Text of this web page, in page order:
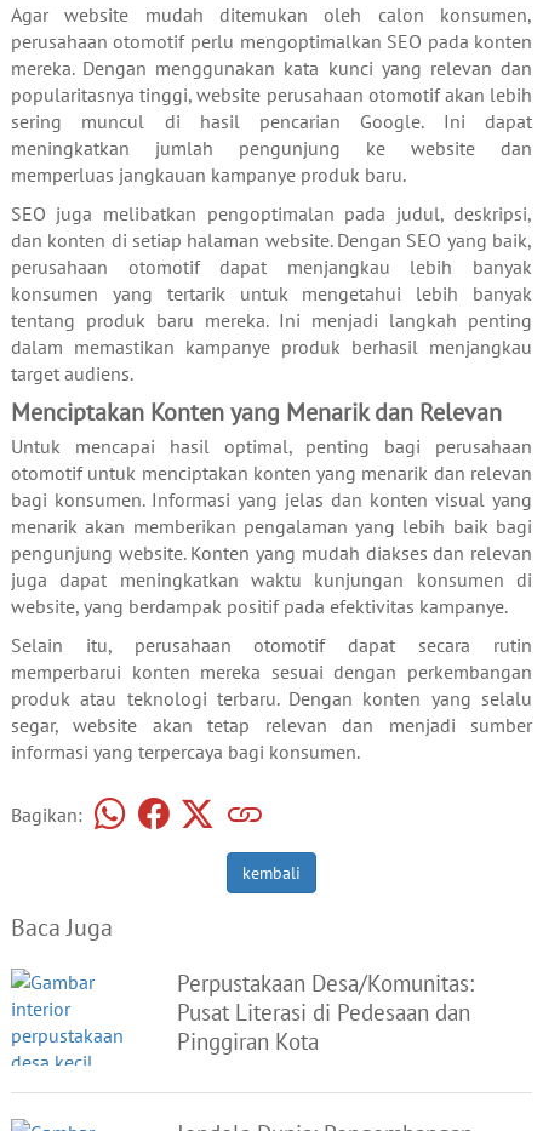
Agar website mudah ditemukan oleh calon konsumen,
perusahaan otomotif perlu mengoptimalkan SEO pada konten
mereka. Dengan menggunakan kata kunci yang relevan dan
popularitasnya tinggi, website perusahaan otomotif akan lebih
sering muncul di hasil pencarian Google. Ini dapat
meningkatkan jumlah pengunjung ke website dan
memperluas jangkauan kampanye produk baru.
SEO juga melibatkan pengoptimalan pada judul, deskripsi,
dan konten di setiap halaman website. Dengan SEO yang baik,
perusahaan otomotif dapat menjangkau lebih banyak
konsumen yang tertarik untuk mengetahui lebih banyak
tentang produk baru mereka. Ini menjadi langkah penting
dalam memastikan kampanye produk berhasil menjangkau
target audiens.
Menciptakan Konten yang Menarik dan Relevan
Untuk mencapai hasil optimal, penting bagi perusahaan
otomotif untuk menciptakan konten yang menarik dan relevan
bagi konsumen. Informasi yang jelas dan konten visual yang
menarik akan memberikan pengalaman yang lebih baik bagi
pengunjung website. Konten yang mudah diakses dan relevan
juga dapat meningkatkan waktu kunjungan konsumen di
website, yang berdampak positif pada efektivitas kampanye.
Selain itu, perusahaan otomotif dapat secara rutin
memperbarui konten mereka sesuai dengan perkembangan
produk atau teknologi terbaru. Dengan konten yang selalu
segar, website akan tetap relevan dan menjadi sumber
informasi yang terpercaya bagi konsumen.
Bagikan:
kembali
Baca Juga
Perpustakaan Desa/Komunitas:
Pusat Literasi di Pedesaan dan
Pinggiran Kota